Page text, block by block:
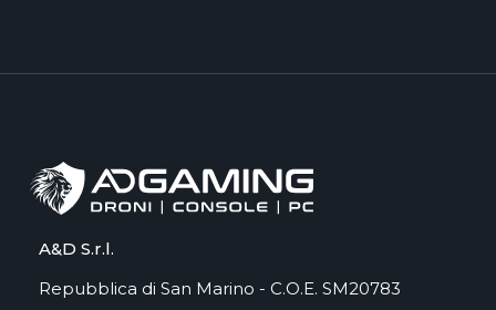
A&D S.r.l.
Repubblica di San Marino - C.O.E. SM20783